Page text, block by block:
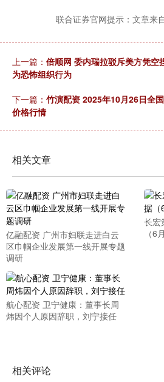
联合证券官网提示：文章来
上一篇： 倍顺网 委内瑞拉驳斥美方凭空
为恐怖组织行为
下一篇： 竹演配资 2025年10月26日全
价格行情
相关文章
亿融配资 广州市妇联走进白云
区巾帼企业发展第一线开展专题
调研
长宏
（6
航心配资 卫宁健康：董事长周
炜因个人原因辞职，刘宁接任
相关评论